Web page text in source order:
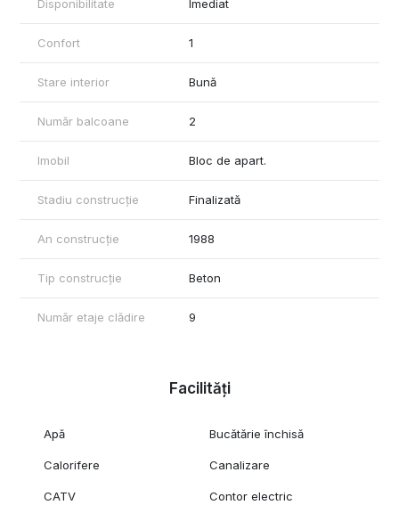
Disponibilitate Imediat
Confort 1
Stare interior Bună
Număr balcoane 2
Imobil Bloc de apart.
Stadiu construcție Finalizată
An construcție 1988
Tip construcție Beton
Număr etaje clădire 9
Facilități
Apă Bucătărie închisă
Calorifere Canalizare
CATV Contor electric